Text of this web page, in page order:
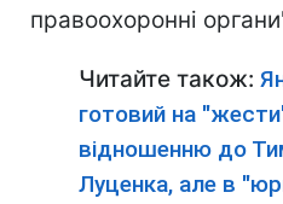
правоохоронні
Читайте також:
готовий на
відношенню до
Луценка, але в